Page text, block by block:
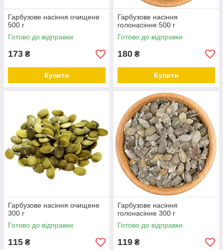
Гарбузове насіння очищене
500 г
Готово до відправки
173 ₴
Купити
Гарбузове насіння
голонасінне 500 г
Готово до відправки
180 ₴
Купити
Гарбузове насіння очищене
300 г
Готово до відправки
115 ₴
Гарбузове насіння
голонасінне 300 г
Готово до відправки
119 ₴